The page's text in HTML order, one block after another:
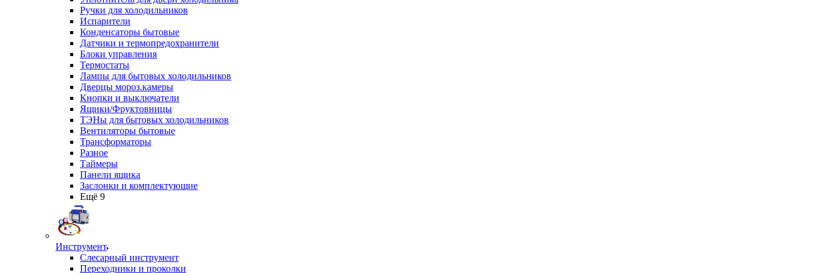
Ручки для холодильников
Испарители
Конденсаторы бытовые
Датчики и термопредохранители
Блоки управления
Термостаты
Лампы для бытовых холодильников
Дверцы мороз.камеры
Кнопки и выключатели
Ящики/Фруктовницы
ТЭНы для бытовых холодильников
Вентиляторы бытовые
Трансформаторы
Разное
Таймеры
Панели ящика
Заслонки и комплектующие
Ещё 9
Инструмент
Слесарный инструмент
Переходники и проколки